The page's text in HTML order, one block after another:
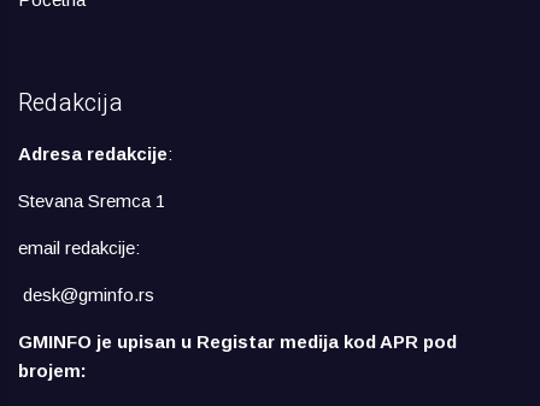
Redakcija
Adresa redakcije:
Stevana Sremca 1
email redakcije:
desk@gminfo.rs
GMINFO je upisan u Registar medija kod APR pod
brojem: